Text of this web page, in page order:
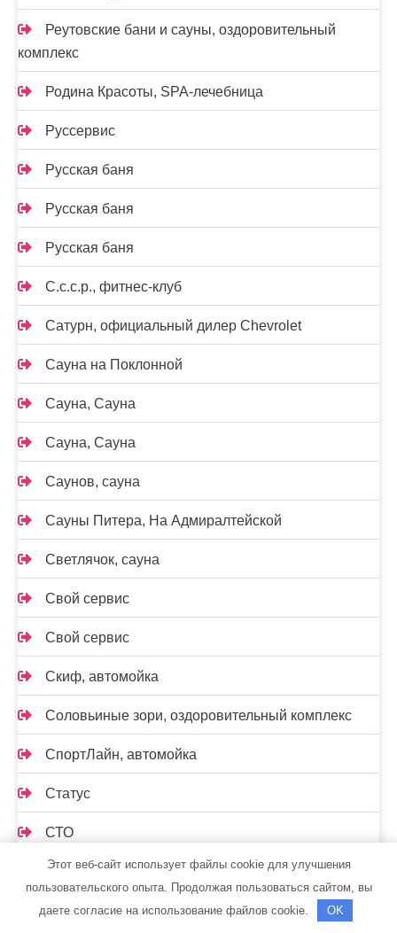
Реутовские бани и сауны, оздоровительный
комплекс
Родина Красоты, SPA-лечебница
Руссервис
Русская баня
Русская баня
Русская баня
С.с.с.р., фитнес-клуб
Сатурн, официальный дилер Chevrolet
Сауна на Поклонной
Сауна, Сауна
Сауна, Сауна
Саунов, сауна
Сауны Питера, На Адмиралтейской
Светлячок, сауна
Свой сервис
Свой сервис
Скиф, автомойка
Соловьиные зори, оздоровительный комплекс
СпортЛайн, автомойка
Статус
СТО
СТО
СТО Конкурент
Этот веб-сайт использует файлы cookie для улучшения
пользовательского опыта. Продолжая пользоваться сайтом, вы
даете согласие на использование файлов cookie.
OK